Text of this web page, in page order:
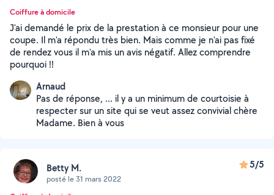
Coiffure à domicile
J'ai demandé le prix de la prestation à ce monsieur pour une
coupe. Il m'a répondu très bien. Mais comme je n'ai pas fixé
de rendez vous il m'a mis un avis négatif. Allez comprendre
pourquoi !!
Arnaud
Pas de réponse, ... il y a un minimum de courtoisie à
respecter sur un site qui se veut assez convivial chère
Madame. Bien à vous
Betty M.
posté le 31 mars 2022
5/5